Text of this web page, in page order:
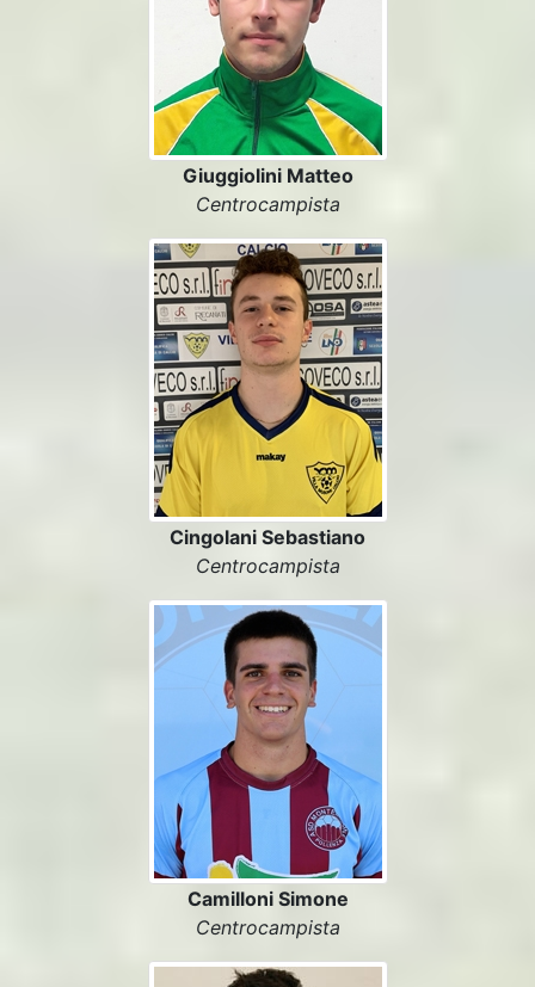
Giuggiolini Matteo
Centrocampista
Cingolani Sebastiano
Centrocampista
Camilloni Simone
Centrocampista